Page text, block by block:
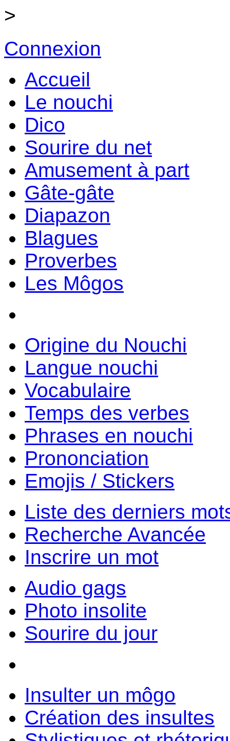
>
Connexion
Accueil
Le nouchi
Dico
Sourire du net
Amusement à part
Gâte-gâte
Diapazon
Blagues
Proverbes
Les Môgos
Origine du Nouchi
Langue nouchi
Vocabulaire
Temps des verbes
Phrases en nouchi
Prononciation
Emojis / Stickers
Liste des derniers
Recherche Avancée
Inscrire un mot
Audio gags
Photo insolite
Sourire du jour
Insulter un môgo
Création des insultes